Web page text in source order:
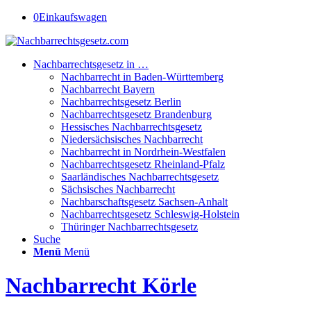
0Einkaufswagen
Nachbarrechtsgesetz in …
Nachbarrecht in Baden-Württemberg
Nachbarrecht Bayern
Nachbarrechtsgesetz Berlin
Nachbarrechtsgesetz Brandenburg
Hessisches Nachbarrechtsgesetz
Niedersächsisches Nachbarrecht
Nachbarrecht in Nordrhein-Westfalen
Nachbarrechtsgesetz Rheinland-Pfalz
Saarländisches Nachbarrechtsgesetz
Sächsisches Nachbarrecht
Nachbarschaftsgesetz Sachsen-Anhalt
Nachbarrechtsgesetz Schleswig-Holstein
Thüringer Nachbarrechtsgesetz
Suche
Menü Menü
Nachbarrecht Körle